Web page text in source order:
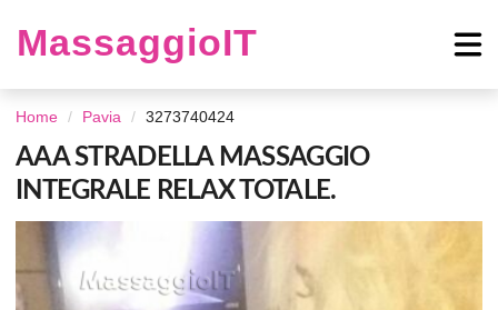
MassaggioIT
Home Pavia 3273740424
AAA STRADELLA MASSAGGIO
INTEGRALE RELAX TOTALE.